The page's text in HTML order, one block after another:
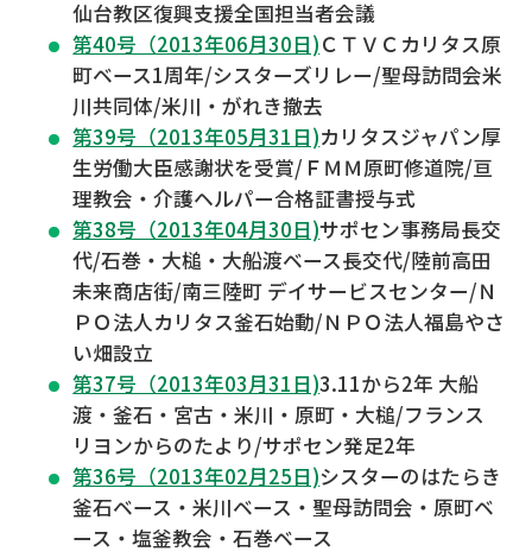
仙台教区復興支援全国担当者会議
第40号（2013年06月30日)ＣＴＶＣカリタス原
町ベース1周年/シスターズリレー/聖母訪問会米
川共同体/米川・がれき撤去
第39号（2013年05月31日)カリタスジャパン厚
生労働大臣感謝状を受賞/ＦＭＭ原町修道院/亘
理教会・介護ヘルパー合格証書授与式
第38号（2013年04月30日)サポセン事務局長交
代/石巻・大槌・大船渡ベース長交代/陸前高田
未来商店街/南三陸町 デイサービスセンター/Ｎ
ＰＯ法人カリタス釜石始動/ＮＰＯ法人福島やさ
い畑設立
第37号（2013年03月31日)3.11から2年 大船
渡・釜石・宮古・米川・原町・大槌/フランス
リヨンからのたより/サポセン発足2年
第36号（2013年02月25日)シスターのはたらき
釜石ベース・米川ベース・聖母訪問会・原町ベ
ース・塩釜教会・石巻ベース